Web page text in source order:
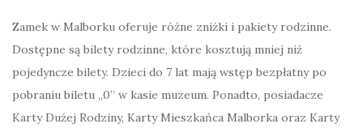
Zamek w Malborku oferuje różne zniżki i pakiety rodzinne.
Dostępne są bilety rodzinne, które kosztują mniej niż
pojedyncze bilety. Dzieci do 7 lat mają wstęp bezpłatny po
pobraniu biletu „0” w kasie muzeum. Ponadto, posiadacze
Karty Dużej Rodziny, Karty Mieszkańca Malborka oraz Karty